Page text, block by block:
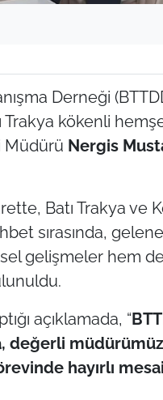
Derneği
Trakya kökenli
Müdürü Nergis
Batı Trakya ve
sırasında,
gelişmeler hem
açıklamada, “
değerli
hayırlı